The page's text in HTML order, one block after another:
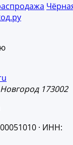
173002
· ИНН: